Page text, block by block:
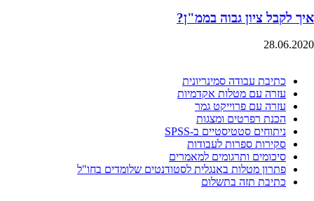
איך לקבל ציון גבוה בממ"ן?
28.06.2020
כתיבת עבודה סמינריונית
עזרה עם מטלות אקדמיות
עזרה עם פרוייקט גמר
הכנת רפרטים ומצגות
ניתוחים סטטיסטיים ב-SPSS
סקירות ספרות לעבודות
סיכומים ותרגומים למאמרים
פתרון מטלות באנגלית לסטודנטים שלומדים בחו"ל
כתיבת תזה בתשלום